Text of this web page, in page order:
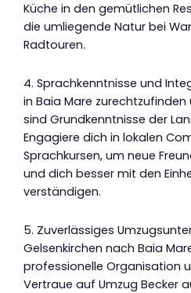
Küche in den gemütlichen
die umliegende Natur bei
Radtouren.
4. Sprachkenntnisse und
in Baia Mare
sind Grundkenntnisse der
Engagiere dich in lokalen
Sprachkursen, um neue
und dich besser mit den
verständigen.
5. Zuverlässiges
Gelsenkirchen nach Baia
professionelle Organisation
Vertraue auf Umzug Becker